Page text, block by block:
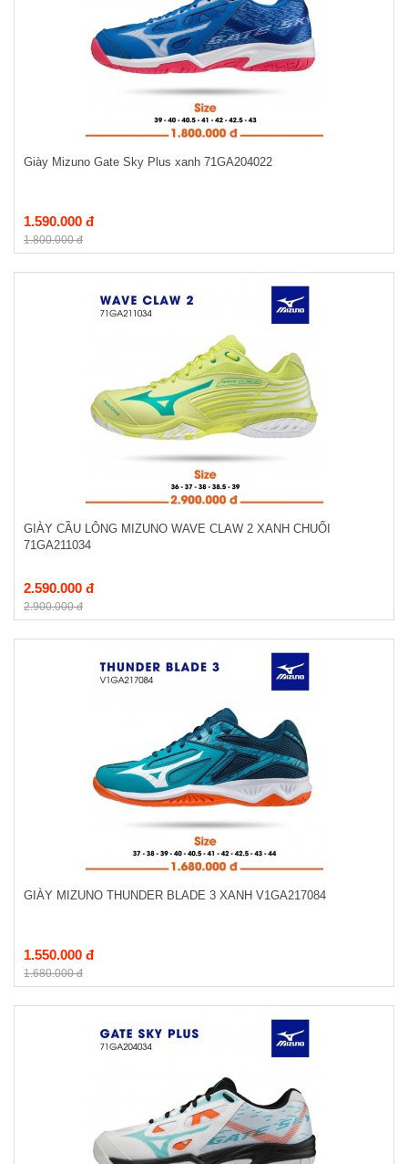
Giày Mizuno Gate Sky Plus xanh 71GA204022
1.590.000 đ
1.800.000 đ
GIÀY CẦU LÔNG MIZUNO WAVE CLAW 2 XANH CHUỐI
71GA211034
2.590.000 đ
2.900.000 đ
GIÀY MIZUNO THUNDER BLADE 3 XANH V1GA217084
1.550.000 đ
1.680.000 đ